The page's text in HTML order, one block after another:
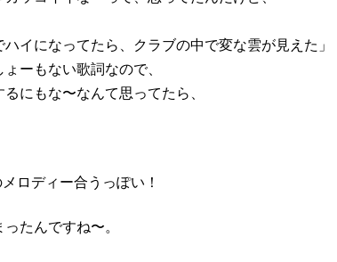
ハイになってたら、クラブの中で変な雲が見えた」
ーもない歌詞なので、
にもな〜なんて思ってたら、
ロディー合うっぽい！
たんですね〜。